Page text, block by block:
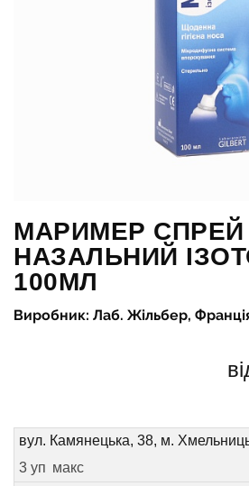
МАРИМЕР СПРЕЙ
НАЗАЛЬНИЙ
100МЛ
Виробник: Лаб. Жільбер,
вул. Камянецька, 38, м.
3 уп макс